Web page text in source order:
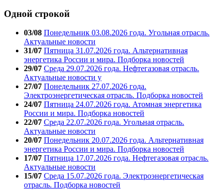
Одной строкой
03/08 Понедельник 03.08.2026 года. Угольная отрасль.
Актуальные новости
31/07 Пятница 31.07.2026 года. Альтернативная
энергетика России и мира. Подборка новостей
29/07 Среда 29.07.2026 года. Нефтегазовая отрасль.
Актуальные новости у
27/07 Понедельник 27.07.2026 года.
Электроэнергетическая отрасль. Подборка новостей
24/07 Пятница 24.07.2026 года. Атомная энергетика
России и мира. Подборка новостей
22/07 Среда 22.07.2026 года. Угольная отрасль.
Актуальные новости
20/07 Понедельник 20.07.2026 года. Альтернативная
энергетика России и мира. Подборка новостей
17/07 Пятница 17.07.2026 года. Нефтегазовая отрасль.
Актуальные новости
15/07 Среда 15.07.2026 года. Электроэнергетическая
отрасль. Подборка новостей